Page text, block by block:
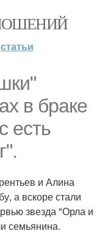
статьи
в браке
есть
и Алина
а вскоре стали
звезда "Орла и
семьянина.